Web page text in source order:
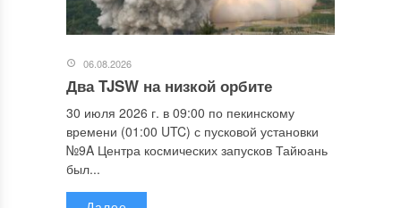
06.08.2026
Два TJSW на низкой орбите
30 июля 2026 г. в 09:00 по пекинскому
времени (01:00 UTC) с пусковой установки
№9A Центра космических запусков Тайюань
был...